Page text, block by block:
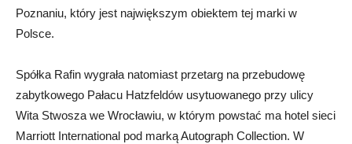
Poznaniu, który jest największym obiektem tej marki w
Polsce.
Spółka Rafin wygrała natomiast przetarg na przebudowę
zabytkowego Pałacu Hatzfeldów usytuowanego przy ulicy
Wita Stwosza we Wrocławiu, w którym powstać ma hotel sieci
Marriott International pod marką Autograph Collection. W